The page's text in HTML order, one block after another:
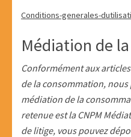
Conditions-generales-
Médiation de
Conformément aux
de la consommation,
médiation de la
retenue est la CNPM
de litige, vous pouvez